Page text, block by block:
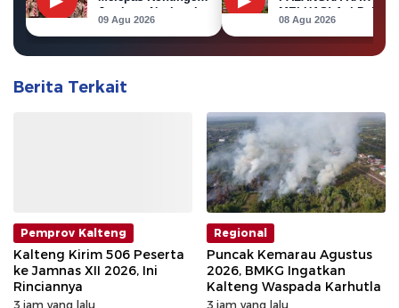
Jambore Nasional
XII 2026
09 Agu 2026
MELUAS! Api Dekati
Permukiman, Rumah
Terbakar
08 Agu 2026
Berita Terkait
Pemprov Kalteng
Kalteng Kirim 506 Peserta
ke Jamnas XII 2026, Ini
Rinciannya
3 jam yang lalu
Regional
Puncak Kemarau Agustus
2026, BMKG Ingatkan
Kalteng Waspada Karhutla
3 jam yang lalu